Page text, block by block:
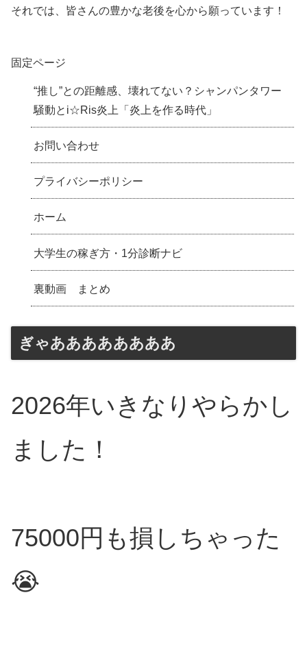
それでは、皆さんの豊かな老後を心から願っています！
固定ページ
“推し”との距離感、壊れてない？シャンパンタワー
騒動とi☆Ris炎上「炎上を作る時代」
お問い合わせ
プライバシーポリシー
ホーム
大学生の稼ぎ方・1分診断ナビ
裏動画 まとめ
ぎゃああああああああ
2026年いきなりやらかし
ました！
75000円も損しちゃった
😭